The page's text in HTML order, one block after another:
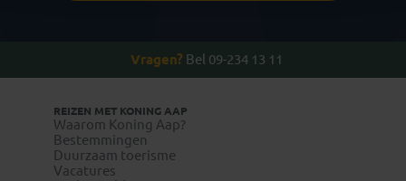
Vragen? Bel 09-234 13 11
REIZEN MET KONING AAP
Waarom Koning Aap?
Bestemmingen
Duurzaam toerisme
Vacatures